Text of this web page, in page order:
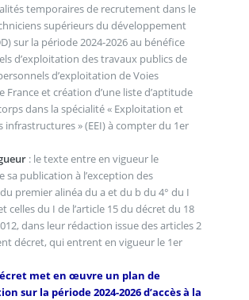
temporaires de recrutement dans le
supérieurs du développement
sur la période 2024-2026 au bénéfice
d’exploitation des travaux publics de
d’exploitation de Voies
France et création d’une liste d’aptitude
dans la spécialité « Exploitation et
infrastructures » (EEI) à compter du 1er
: le texte entre en vigueur le
sa publication à l’exception des
premier alinéa du a et du b du 4° du I
celles du I de l’article 15 du décret du 18
dans leur rédaction issue des articles 2
décret, qui entrent en vigueur le 1er
met en œuvre un plan de
sur la période 2024-2026 d’accès à la